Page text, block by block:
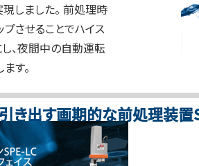
しました。 前処理時
させることでハイス
、夜間中の自動運転
す。
き出す画期的な前処理装